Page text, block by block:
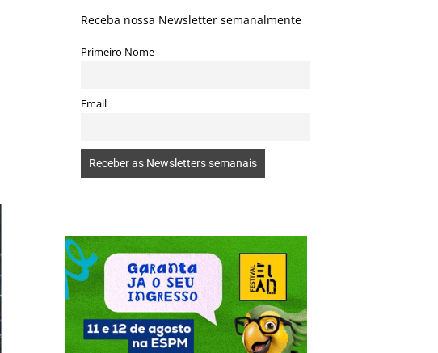
Receba nossa Newsletter semanalmente
Primeiro Nome
Email